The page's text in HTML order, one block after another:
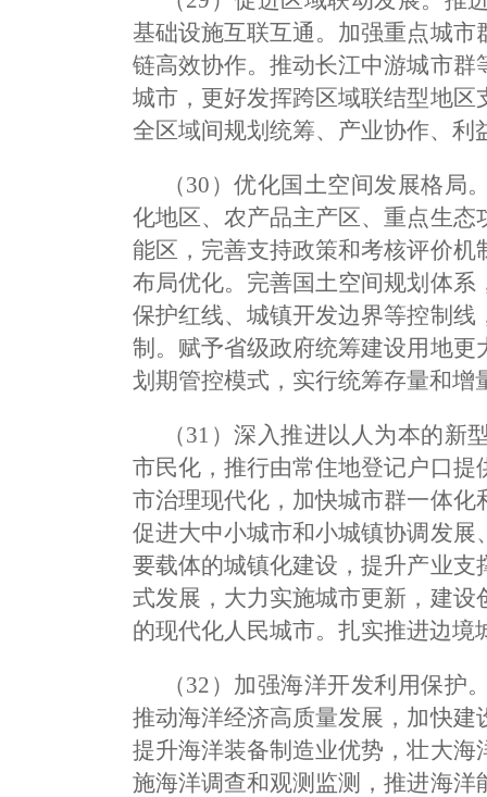
基础设施互联互通。加强重点城
链高效协作。推动长江中游城市
城市，更好发挥跨区域联结型地
全区域间规划统筹、产业协作、
（30）优化国土空间发展格
化地区、农产品主产区、重点生
能区，完善支持政策和考核评价
布局优化。完善国土空间规划体
保护红线、城镇开发边界等控制
制。赋予省级政府统筹建设用地
划期管控模式，实行统筹存量和增
（31）深入推进以人为本的
市民化，推行由常住地登记户口
市治理现代化，加快城市群一体
促进大中小城市和小城镇协调发
要载体的城镇化建设，提升产业
式发展，大力实施城市更新，建
的现代化人民城市。扎实推进边境
（32）加强海洋开发利用保
推动海洋经济高质量发展，加快
提升海洋装备制造业优势，壮大
施海洋调查和观测监测，推进海